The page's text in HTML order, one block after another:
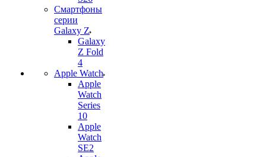
Смартфоны
серии
Galaxy Z
Galaxy
Z Fold
4
Apple Watch
Apple
Watch
Series
10
Apple
Watch
SE2